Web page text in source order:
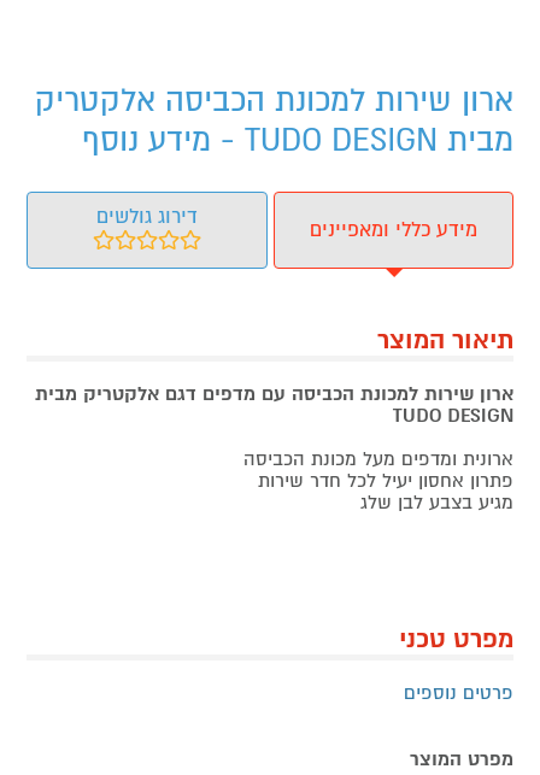
ארון שירות למכונת הכביסה אלקטריק
מבית TUDO DESIGN - מידע נוסף
מידע כללי ומאפיינים
דירוג גולשים
תיאור המוצר
ארון שירות למכונת הכביסה עם מדפים דגם אלקטריק מבית
TUDO DESIGN
ארונית ומדפים מעל מכונת הכביסה
פתרון אחסון יעיל לכל חדר שירות
מגיע בצבע לבן שלג
מפרט טכני
פרטים נוספים
מפרט המוצר